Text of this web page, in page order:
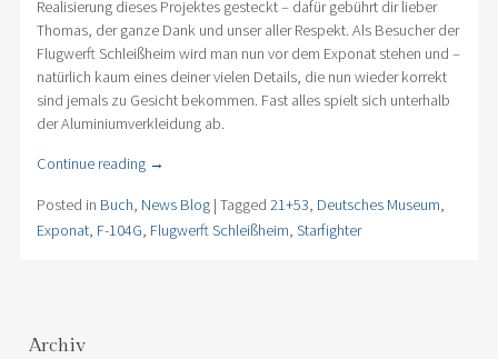
Realisierung dieses Projektes gesteckt – dafür gebührt dir lieber
Thomas, der ganze Dank und unser aller Respekt. Als Besucher der
Flugwerft Schleißheim wird man nun vor dem Exponat stehen und –
natürlich kaum eines deiner vielen Details, die nun wieder korrekt
sind jemals zu Gesicht bekommen. Fast alles spielt sich unterhalb
der Aluminiumverkleidung ab.
Continue reading →
Posted in Buch, News Blog | Tagged 21+53, Deutsches Museum,
Exponat, F-104G, Flugwerft Schleißheim, Starfighter
Archiv